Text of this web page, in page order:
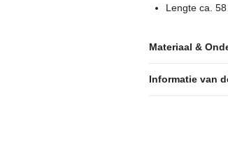
Lengte ca. 58
Materiaal &
Informatie van